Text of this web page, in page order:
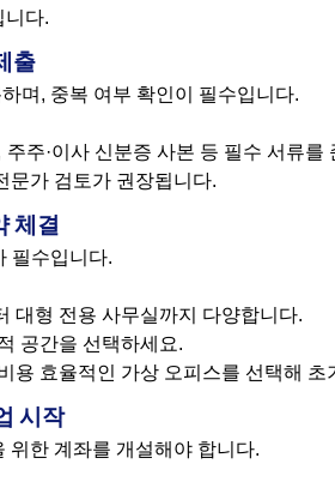
니다.
출
며, 중복 여부 확인이 필수입니다.
주·이사 신분증 사본 등 필수 서류
문가 검토가 권장됩니다.
체결
필수입니다.
대형 전용 사무실까지 다양합니다.
공간을 선택하세요.
용 효율적인 가상 오피스를 선택해
시작
위한 계좌를 개설해야 합니다.